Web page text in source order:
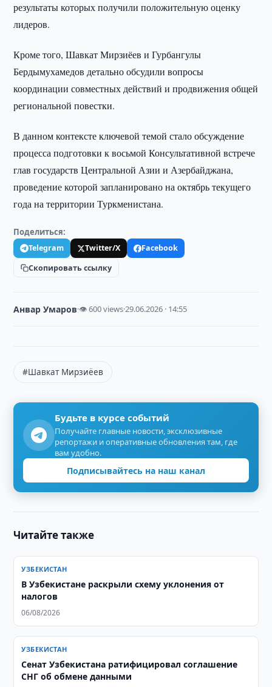
результаты которых получили положительную оценку
лидеров.
Кроме того, Шавкат Мирзиёев и Гурбангулы
Бердымухамедов детально обсудили вопросы
координации совместных действий и продвижения общей
региональной повестки.
В данном контексте ключевой темой стало обсуждение
процесса подготовки к восьмой Консультативной встрече
глав государств Центральной Азии и Азербайджана,
проведение которой запланировано на октябрь текущего
года на территории Туркменистана.
Поделиться:
Telegram Twitter/X
Facebook
Скопировать ссылку
Анвар Умаров·👁 600 views·29.06.2026 · 14:55
#Шавкат Мирзиёев
Будьте в курсе событий
Получайте главные новости, эксклюзивные
репортажи и оперативные обновления там, где
вам удобно.
Подписывайтесь на наш канал
Читайте также
УЗБЕКИСТАН
В Узбекистане раскрыли схему уклонения от
налогов
06/08/2026
УЗБЕКИСТАН
Сенат Узбекистана ратифицировал соглашение
СНГ об обмене данными